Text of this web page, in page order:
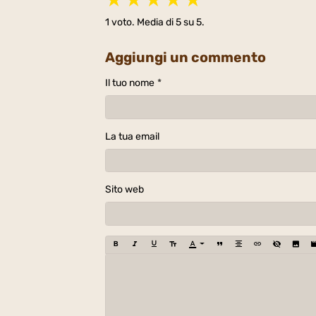
1 voto. Media di5su 5.
Aggiungi un commento
Il tuo nome
La tua email
Sito web